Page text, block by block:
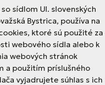
so sídlom Ul. slovenských
Bystrica, používa na
ktoré sú použité za
webového sídla alebo k
webových stránok
a použitím príslušného
vyjadrujete súhlas s ich